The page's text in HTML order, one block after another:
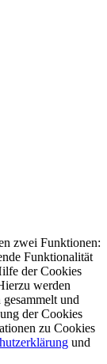
zwei Funktionen:
Funktionalität
der Cookies
werden
und
der Cookies
zu Cookies
und